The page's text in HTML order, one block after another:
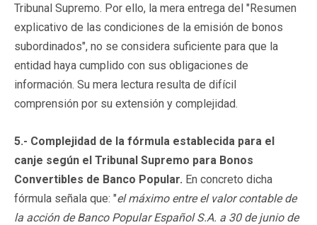
Tribunal Supremo. Por ello, la mera entrega del "Resumen
explicativo de las condiciones de la emisión de bonos
subordinados", no se considera suficiente para que la
entidad haya cumplido con sus obligaciones de
información. Su mera lectura resulta de difícil
comprensión por su extensión y complejidad.
5.- Complejidad de la fórmula establecida para el
canje según el Tribunal Supremo para Bonos
Convertibles de Banco Popular. En concreto dicha
fórmula señala que: "el máximo entre el valor contable de
la acción de Banco Popular Español S.A. a 30 de junio de